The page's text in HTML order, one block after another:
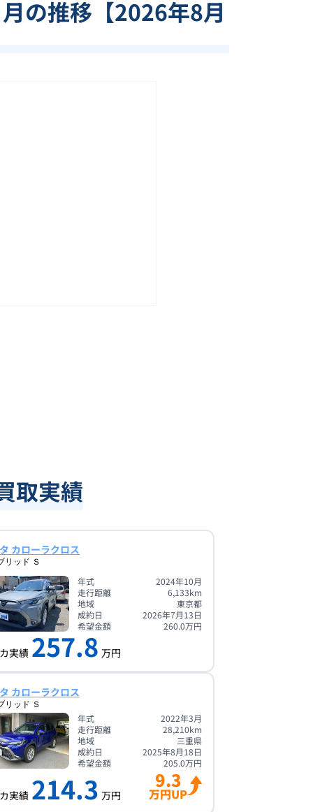
の推移【2026年8月
取実績
カローラクロス
リッド Ｓ
年式
2024年10月
走行距離
6,133km
地域
東京都
成約日
2026年7月13日
希望金額
260.0万円
実績 257.8 万円
カローラクロス
リッド Ｓ
年式
2022年3月
走行距離
28,210km
地域
三重県
成約日
2025年8月18日
希望金額
205.0万円
実績 214.3 万円
9.3
万円UP